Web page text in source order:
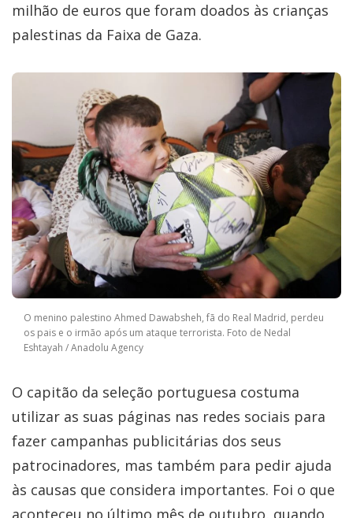
milhão de euros que foram doados às crianças
palestinas da Faixa de Gaza.
O menino palestino Ahmed Dawabsheh, fã do Real Madrid, perdeu
os pais e o irmão após um ataque terrorista. Foto de Nedal
Eshtayah / Anadolu Agency
O capitão da seleção portuguesa costuma
utilizar as suas páginas nas redes sociais para
fazer campanhas publicitárias dos seus
patrocinadores, mas também para pedir ajuda
às causas que considera importantes. Foi o que